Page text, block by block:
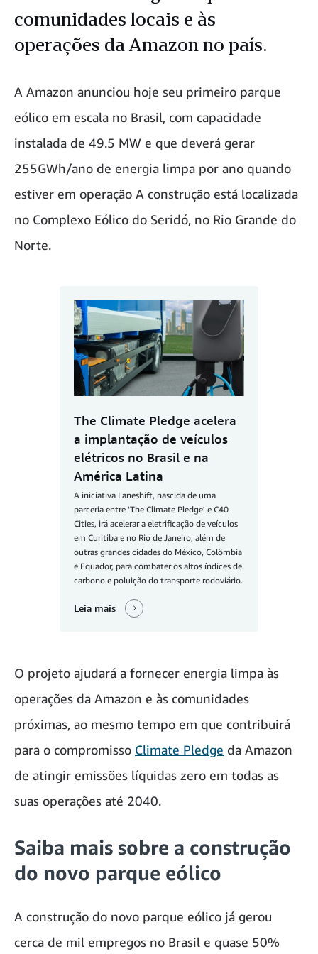
comunidades locais e às
operações da Amazon no país.
A Amazon anunciou hoje seu primeiro parque
eólico em escala no Brasil, com capacidade
instalada de 49.5 MW e que deverá gerar
255GWh/ano de energia limpa por ano quando
estiver em operação A construção está localizada
no Complexo Eólico do Seridó, no Rio Grande do
Norte.
The Climate Pledge acelera
a implantação de veículos
elétricos no Brasil e na
América Latina
A iniciativa Laneshift, nascida de uma
parceria entre 'The Climate Pledge' e C40
Cities, irá acelerar a eletrificação de veículos
em Curitiba e no Rio de Janeiro, além de
outras grandes cidades do México, Colômbia
e Equador, para combater os altos índices de
carbono e poluição do transporte rodoviário.
Leia mais
O projeto ajudará a fornecer energia limpa às
operações da Amazon e às comunidades
próximas, ao mesmo tempo em que contribuirá
para o compromisso Climate Pledge da Amazon
de atingir emissões líquidas zero em todas as
suas operações até 2040.
Saiba mais sobre a construção
do novo parque eólico
A construção do novo parque eólico já gerou
cerca de mil empregos no Brasil e quase 50%